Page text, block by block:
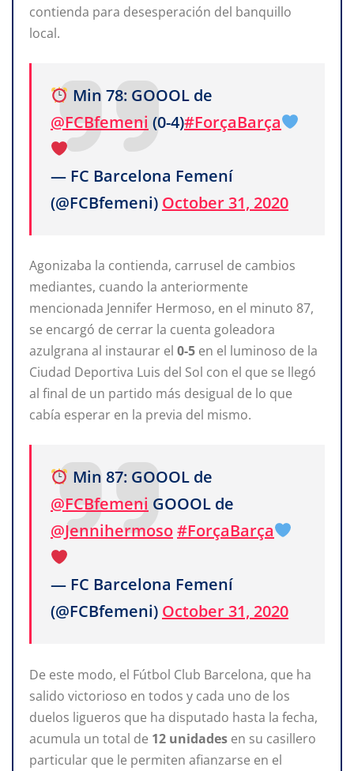
contienda para desesperación del banquillo
local.
Min 78: GOOOL de
@FCBfemeni (0-4)#ForçaBarça
— FC Barcelona Femení
(@FCBfemeni) October 31, 2020
Agonizaba la contienda, carrusel de cambios
mediantes, cuando la anteriormente
mencionada Jennifer Hermoso, en el minuto 87,
se encargó de cerrar la cuenta goleadora
azulgrana al instaurar el 0-5 en el luminoso de la
Ciudad Deportiva Luis del Sol con el que se llegó
al final de un partido más desigual de lo que
cabía esperar en la previa del mismo.
Min 87: GOOOL de
@FCBfemeni GOOOL de
@Jennihermoso#ForçaBarça
— FC Barcelona Femení
(@FCBfemeni) October 31, 2020
De este modo, el Fútbol Club Barcelona, que ha
salido victorioso en todos y cada uno de los
duelos ligueros que ha disputado hasta la fecha,
acumula un total de 12 unidades en su casillero
particular que le permiten afianzarse en el